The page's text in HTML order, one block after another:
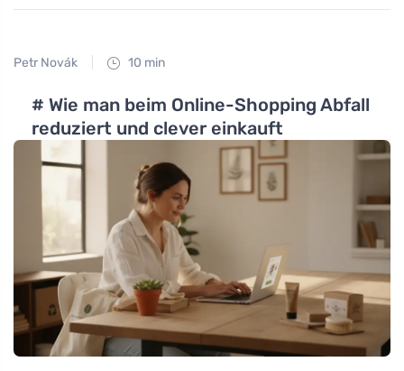
Petr Novák 10 min
# Wie man beim Online-Shopping Abfall
reduziert und clever einkauft